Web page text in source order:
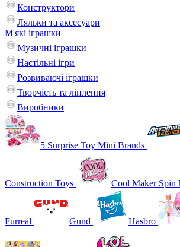
Конструктори
Ляльки та аксесуари
М'які іграшки
Музичні іграшки
Настільні iгри
Розвиваючі іграшки
Творчість та ліплення
Виробники
5 Surprise Toy Mini Brands
Construction Toys Cool Maker Spin
Furreal Gund Hasbro